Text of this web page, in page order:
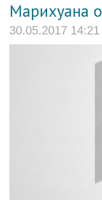
Марихуана
30.05.2017 14:21